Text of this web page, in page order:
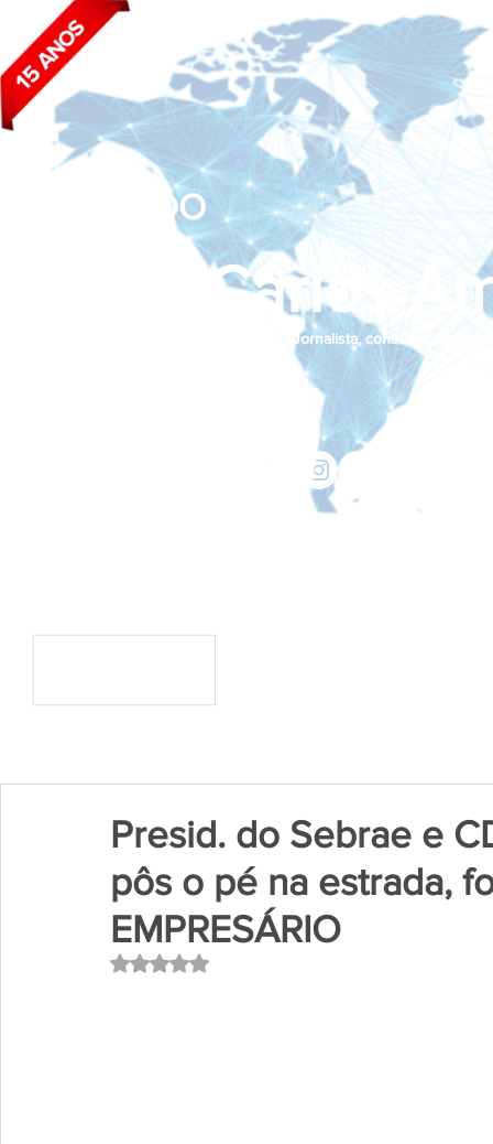
João Carlos
BLOG DO
Jornalista, consultor de
Presid. do Sebrae e
pôs o pé na estrada,
EMPRESÁRIO
Avaliado com NaN de 5 estrelas.